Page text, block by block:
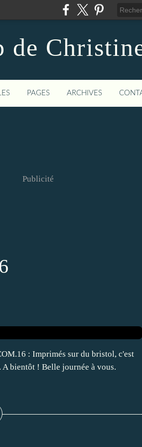
de
PAGES ARCHIVES
Publicité
: Imprimés sur du bristol, c'est
bientôt ! Belle journée à vous.